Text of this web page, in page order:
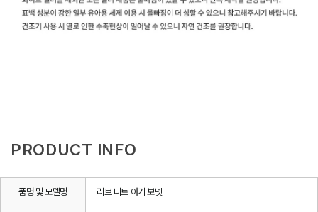
PRODUCT INFO
품명 및 모델명 리브 니트 아기 보넷